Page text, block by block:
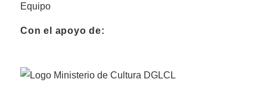
Equipo
Con el apoyo de: